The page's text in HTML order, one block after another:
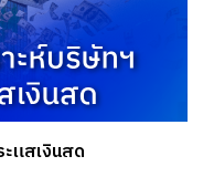
แสเงินสด